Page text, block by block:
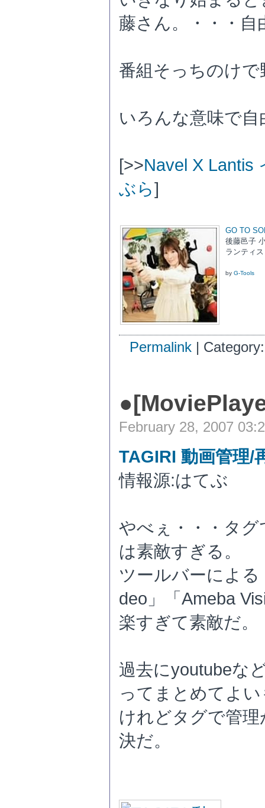
藤さん。・・・自
番組そっちのけ
いろんな意味で自
[>>Navel X Lantis
ぶら]
GO TO
後藤邑子
ランティ
by G-Tools
Permalink |
●
February 28, 2007
TAGIRI 動画管理/
情報源:はてぶ
やべぇ・・・タ
は素敵すぎる。
ツールバーによる
deo」「Ameba
楽すぎて素敵だ。
過去にyoutubeな
ってまとめてよ
けれどタグで管
決だ。